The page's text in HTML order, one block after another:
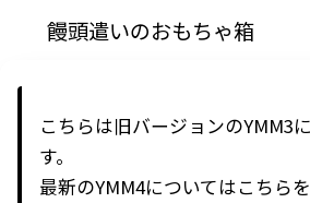
饅頭遣いのおもちゃ箱
こちらは旧バージョンのYMM3
す。
最新のYMM4についてはこちら